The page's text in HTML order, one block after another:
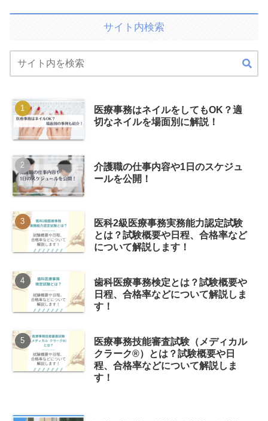
サイト内検索
医療事務はネイルをしてもOK？適
切なネイルを場面別に解説！
介護職の仕事内容や1日のスケジュ
ールを公開！
医科2級医療事務実務能力認定試験
とは？試験概要や日程、合格率など
について解説します！
歯科医療事務検定とは？試験概要や
日程、合格率などについて解説しま
す！
医療事務技能審査試験（メディカル
クラーク®）とは？試験概要や日
程、合格率などについて解説しま
す！